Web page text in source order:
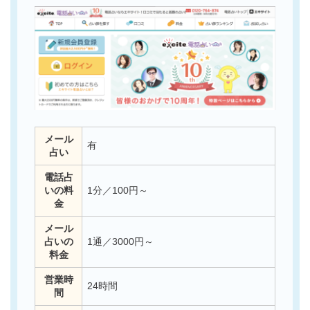
メール
占い
有
電話占
いの料
金
1分／100円～
メール
占いの
料金
1通／3000円～
営業時
間
24時間